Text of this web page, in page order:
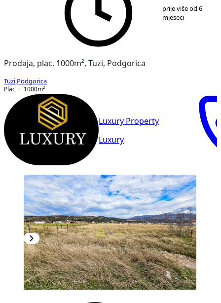
4
prije više od 6
mjeseci
Prodaja, plac, 1000m², Tuzi, Podgorica
Tuzi Podgorica
Plac
1000m²
Luxury Property
Luxury